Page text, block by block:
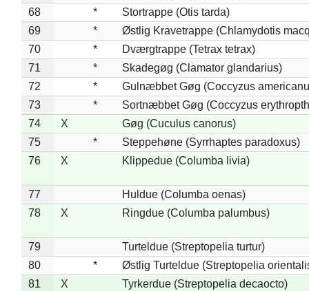
68
*
Stortrappe (Otis tarda)
69
*
Østlig Kravetrappe (Chlamydotis
70
*
Dværgtrappe (Tetrax tetrax)
71
*
Skadegøg (Clamator glandarius)
72
*
Gulnæbbet Gøg (Coccyzus
73
*
Sortnæbbet Gøg (Coccyzus
74
X
Gøg (Cuculus canorus)
75
*
Steppehøne (Syrrhaptes paradoxus)
76
X Klippedue (Columba livia)
77
Huldue (Columba oenas)
78
X Ringdue (Columba palumbus)
79
Turteldue (Streptopelia turtur)
80
*
Østlig Turteldue (Streptopelia
81
X Tyrkerdue (Streptopelia decaocto)